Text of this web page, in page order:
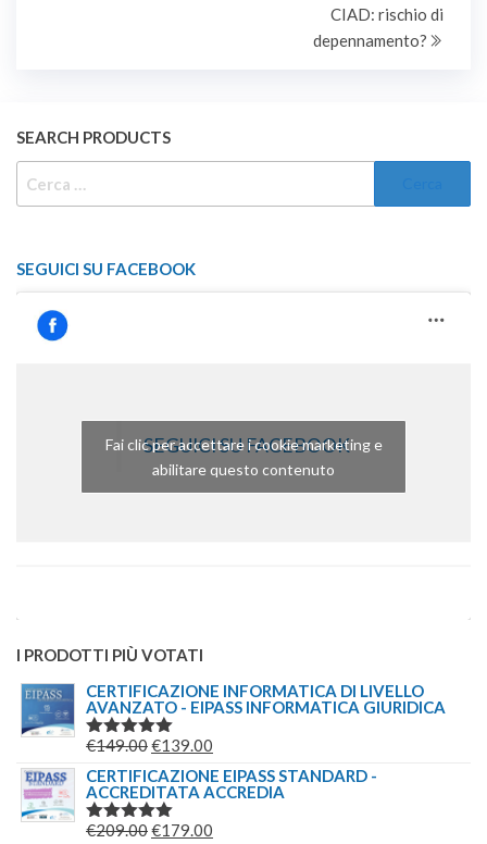
CIAD: rischio di
depennamento?
SEARCH PRODUCTS
SEGUICI SU FACEBOOK
SEGUICI SU FACEBOOK
Fai clic per accettare i cookie marketing e
abilitare questo contenuto
I PRODOTTI PIÙ VOTATI
CERTIFICAZIONE INFORMATICA DI LIVELLO
AVANZATO - EIPASS INFORMATICA GIURIDICA
VALUTATO
€149.00IL
PREZZO
ORIGINALE
ERA:
€139.00
PREZZO
ATTUALE
CERTIFICAZIONE EIPASS STANDARD -
ACCREDITATA ACCREDIA
VALUTATO
€209.00IL
€179.00